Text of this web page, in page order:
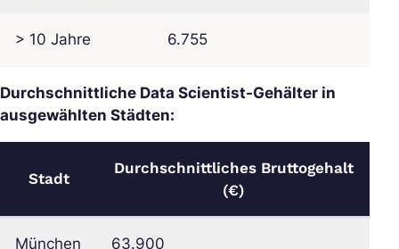
> 10 Jahre 6.755
Durchschnittliche Data Scientist-Gehälter in
ausgewählten Städten:
Stadt
Durchschnittliches Bruttogehalt
(€)
München 63.900